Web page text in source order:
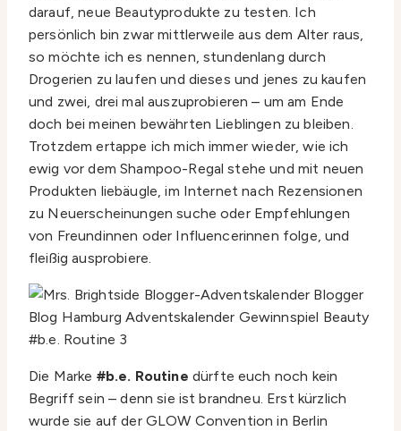
darauf, neue Beautyprodukte zu testen. Ich
persönlich bin zwar mittlerweile aus dem Alter raus,
so möchte ich es nennen, stundenlang durch
Drogerien zu laufen und dieses und jenes zu kaufen
und zwei, drei mal auszuprobieren – um am Ende
doch bei meinen bewährten Lieblingen zu bleiben.
Trotzdem ertappe ich mich immer wieder, wie ich
ewig vor dem Shampoo-Regal stehe und mit neuen
Produkten liebäugle, im Internet nach Rezensionen
zu Neuerscheinungen suche oder Empfehlungen
von Freundinnen oder Influencerinnen folge, und
fleißig ausprobiere.
Die Marke #b.e. Routine dürfte euch noch kein
Begriff sein – denn sie ist brandneu. Erst kürzlich
wurde sie auf der GLOW Convention in Berlin